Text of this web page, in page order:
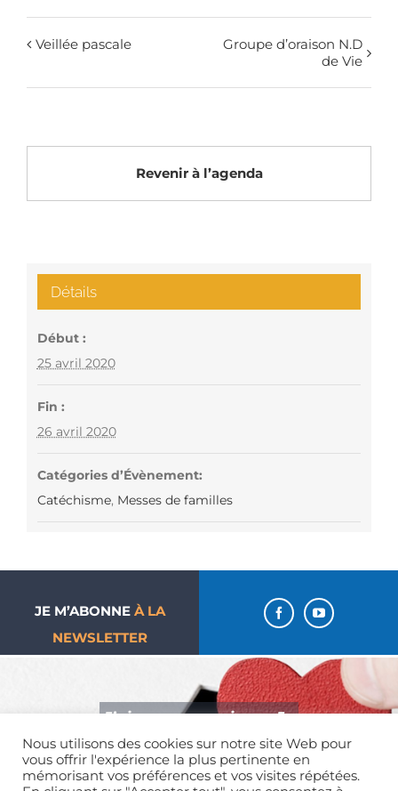
Veillée pascale
Groupe d’oraison N.D
de Vie
Revenir à l’agenda
Détails
Début :
25 avril 2020
Fin :
26 avril 2020
Catégories d’Évènement:
Catéchisme, Messes de familles
JE M’ABONNE À LA
NEWSLETTER
J’aime ma paroisse… Je
donne !
Nous utilisons des cookies sur notre site Web pour
vous offrir l'expérience la plus pertinente en
mémorisant vos préférences et vos visites répétées.